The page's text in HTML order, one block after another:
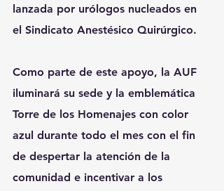
lanzada por urólogos nucleados en
el Sindicato Anestésico Quirúrgico.
Como parte de este apoyo, la AUF
iluminará su sede y la emblemática
Torre de los Homenajes con color
azul durante todo el mes con el fin
de despertar la atención de la
comunidad e incentivar a los